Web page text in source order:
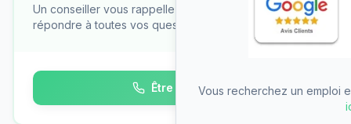
Un conseiller vous rappelle gratuitement pour
répondre à toutes vos questions
Être rappeléVous recherchez un emploi